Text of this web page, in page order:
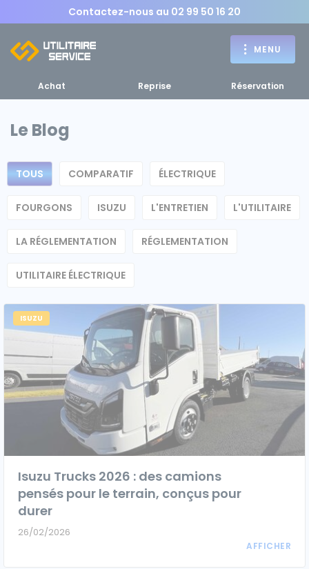
Contactez-nous au 02 99 50 16 20
MENU
RETOUR
MENU
Achat
Caisses grands volumes Frigorifiques
Minibus
Voitures de société et Pick-
up
MARQUES
RETOUR MENU
Achat Reprise Réservation
Le Blog
TOUS COMPARATIF ÉLECTRIQUE
FOURGONS ISUZU L'ENTRETIEN L'UTILITAIRE
LA RÉGLEMENTATION RÉGLEMENTATION
UTILITAIRE ÉLECTRIQUE
ISUZU
Isuzu Trucks 2026 : des camions
pensés pour le terrain, conçus pour
durer
26/02/2026